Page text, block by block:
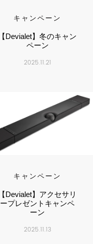
キャンペーン
【Devialet】冬のキャン
ペーン
2025.11.21
キャンペーン
【Devialet】アクセサリ
ープレゼントキャンペ
ーン
2025.11.13